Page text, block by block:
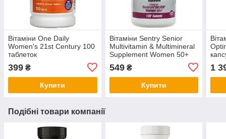
Вітаміни One Daily
Women's 21st Century 100
таблеток
399 ₴
Купити
Вітаміни Sentry Senior
Multivitamin & Multimineral
Supplement Women 50+
21st Century 100 таблеток
549₴
Купити
1
Подібні товари компанії